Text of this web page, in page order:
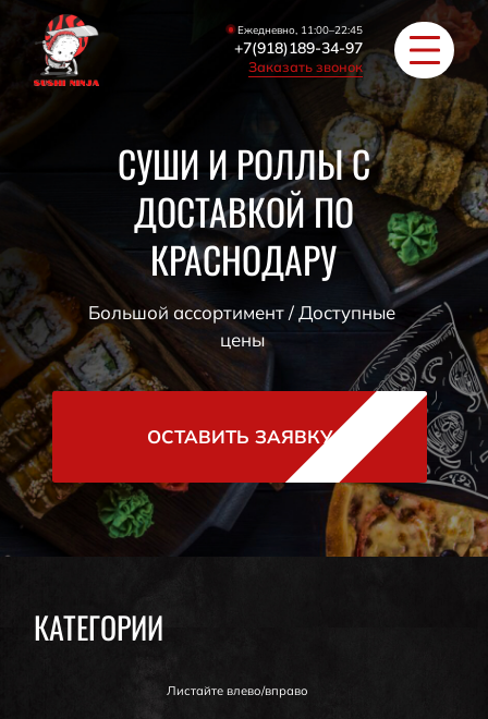
Ежедневно, 11:00–22:45
+7(918)189-34-97
Заказать звонок
ПИЦЦА/БУРГЕРЫ
ЗАКУСКИ / СУПЫ
COУС / ИМБИРЬ
HAПИТКИ
CУШИ И РОЛЛЫ С
ДОСТАВКОЙ ПО
КРАСНОДАРУ
Большой ассортимент / Доступные
цены
ОСТАВИТЬ ЗАЯВКУ
КАТЕГОРИИ
Листайте влево/вправо